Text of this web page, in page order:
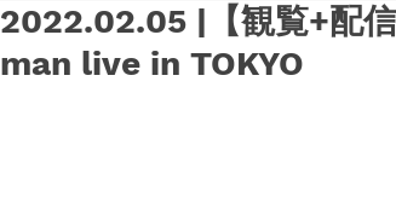
2022.02.05 |【観覧+配
man live in TOKYO